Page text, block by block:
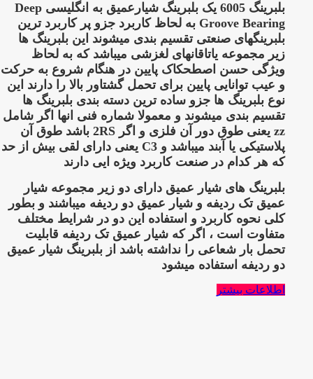
بلبرینگ 6005
یک بلبرینگ شیارعمیق به انگلیسی Deep
Groove Bearing به لحاظ کاربرد جزو پر کاربرد ترین
بلبرینگهای صنعتی تقسیم بندی میشوند این بلبرینگ ها
زیر مجموعه یاتاقانهای لغزشی میباشد که به لحاظ
ویژگی حسن اصطحکاک پایین در هنگام شروع به حرکت
و عیب توانایی پایین برای تحمل گشتاور بالا را دارند این
نوع بلبرینگ ها جزو ساده ترین دسته بندی بلبرینگ ها
تقسیم بندی میشوند و معمولا شماره فنی انها اگر شامل
zz یعنی طوق دور آن فلزی و اگر 2RS باشد طوق آن
پلاستیکی یا آبند میباشد و C3 یعنی دارای لقی بیش از حد
که هر کدام در صنعت کاربرد ویژه ایی دارند
بلبرینگ های شیار عمیق دارای دو زیر مجموعه شیار
عمیق تک ردیفه و شیار عمیق دو ردیفه میباشند و بطور
کلی نحوه کاربرد و استفاده این دو در شرایط مختلف
متفاوت است ، اگر که شیار عمیق تک ردیفه قابلیت
تحمل بار شعاعی را نداشته باشد از بلبرینگ شیار عمیق
دو ردیفه استفاده میشود
اطلاعات بیشتر